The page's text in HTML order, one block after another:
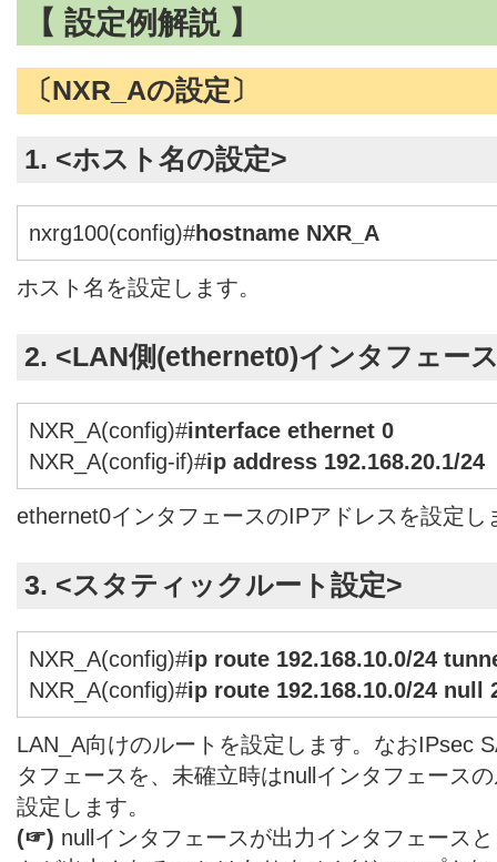
【 設定例解説 】
〔NXR_Aの設定〕
1. <ホスト名の設定>
nxrg100(config)#hostname NXR_A
ホスト名を設定します。
2. <LAN側(ethernet0)インタフェー
NXR_A(config)#interface ethernet 0
NXR_A(config-if)#ip address 192.168.20.1/24
ethernet0インタフェースのIPアドレスを設定し
3. <スタティックルート設定>
NXR_A(config)#ip route 192.168.10.0/24
NXR_A(config)#ip route 192.168.10.0/24 null
LAN_A向けのルートを設定します。なおIPsec
タフェースを、未確立時はnullインタフェース
設定します。
(☞) nullインタフェースが出力インタフェース